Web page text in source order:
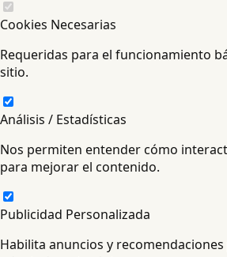
Cookies Necesarias
Requeridas para el funcionamiento
sitio.
Análisis / Estadísticas
Nos permiten entender cómo
para mejorar el contenido.
Publicidad Personalizada
Habilita anuncios y